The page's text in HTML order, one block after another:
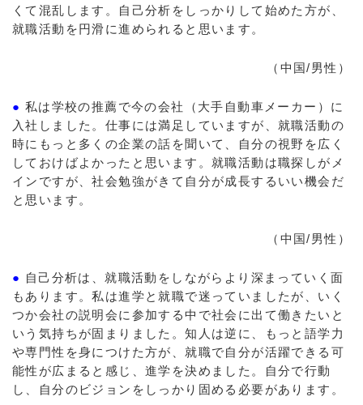
くて混乱します。自己分析をしっかりして始めた方が、
就職活動を円滑に進められると思います。
（中国/男性）
● 私は学校の推薦で今の会社（大手自動車メーカー）に
入社しました。仕事には満足していますが、就職活動の
時にもっと多くの企業の話を聞いて、自分の視野を広く
しておけばよかったと思います。就職活動は職探しがメ
インですが、社会勉強がきて自分が成長するいい機会だ
と思います。
（中国/男性）
● 自己分析は、就職活動をしながらより深まっていく面
もあります。私は進学と就職で迷っていましたが、いく
つか会社の説明会に参加する中で社会に出て働きたいと
いう気持ちが固まりました。知人は逆に、もっと語学力
や専門性を身につけた方が、就職で自分が活躍できる可
能性が広まると感じ、進学を決めました。自分で行動
し、自分のビジョンをしっかり固める必要があります。